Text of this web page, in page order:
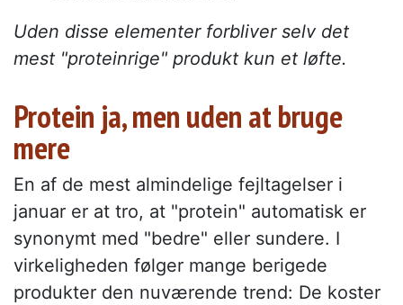
Uden disse elementer forbliver selv det
mest "proteinrige" produkt kun et løfte.
Protein ja, men uden at bruge
mere
En af de mest almindelige fejltagelser i
januar er at tro, at "protein" automatisk er
synonymt med "bedre" eller sundere. I
virkeligheden følger mange berigede
produkter den nuværende trend: De koster